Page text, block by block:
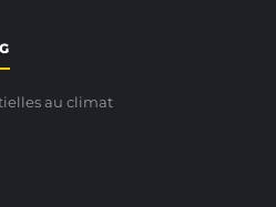
au climat